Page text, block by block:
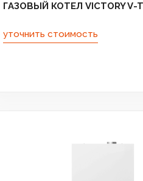
ГАЗОВЫЙ КОТЕЛ VICTORY V-
уточнить стоимость